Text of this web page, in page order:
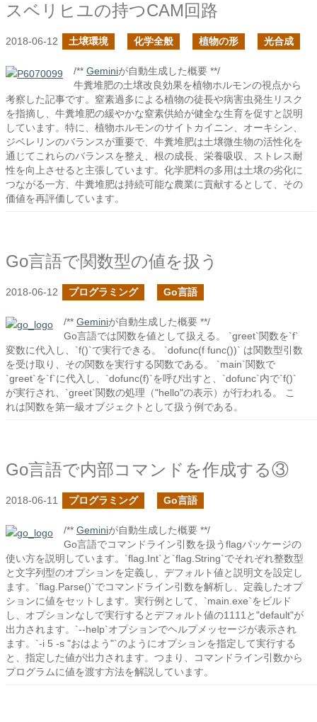
スベリヒユの持つCAM回路
2018-06-12 土壌環境 化学全般 植物の形 光合成
/** Geminiが自動生成した概要 **/
牛糞堆肥の土壌改良効果を植物ホルモンの視点から
考察した記事です。窒素過多による植物の徒長や病害虫発生リスク
を指摘し、牛糞堆肥の緩やかな窒素供給が健全な生育を促すと説明
しています。特に、植物ホルモンのサイトカイニン、オーキシン、
ジベレリンのバランスが重要で、牛糞堆肥は土壌微生物の活性化を
通じてこれらのバランスを整え、根の成長、栄養吸収、ストレス耐
性を向上させると主張しています。化学肥料の多用は土壌の劣化に
つながる一方、牛糞堆肥は持続可能な農業に貢献するとして、その
価値を再評価しています。
Go言語で関数型の値を扱う
2018-06-12 プログラミング Go言語
/** Geminiが自動生成した概要 **/
Go言語では関数を値として扱える。 `greet`関数を`f`
変数に代入し、`f()`で実行できる。 `dofunc(f func())` は関数型引数
を受け取り、その関数を実行する関数である。 `main`関数で
`greet`を`f`に代入し、`dofunc(f)`を呼び出すと、`dofunc`内で`f()`
が実行され、`greet`関数の処理（"hello"の表示）が行われる。 こ
れは関数を第一級オブジェクトとして扱う例である。
Go言語で内部コマンドを作成する③
2018-06-11 プログラミング Go言語
/** Geminiが自動生成した概要 **/
Go言語でコマンドライン引数を扱うflagパッケージの
使い方を説明しています。`flag.Int`と`flag.String`でそれぞれ整数型
と文字列型のオプションを定義し、デフォルト値と説明文を設定し
ます。`flag.Parse()`でコマンドライン引数を解析し、定義したオプ
ションに値をセットします。実行例として、`main.exe`をビルド
し、オプションなしで実行するとデフォルト値の1111と"default"が
出力されます。`--help`オプションでヘルプメッセージが表示され
ます。`-i 5 -s "おはよう"`のようにオプションを指定して実行する
と、指定した値が出力されます。つまり、コマンドライン引数から
プログラムに値を渡す方法を解説しています。